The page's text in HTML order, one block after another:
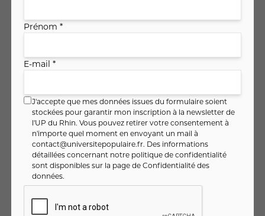
Début le mercredi 23 septembre 2026
Sabine SCHMIDT
Soit8,50€ / heure
Je m'inscris
Voir
Carnet de voyage /Aquarelle
Prénom *
E-mail *
J'accepte que mes données issues du formulaire soient
stockées pour garantir mon inscription à la newsletter de
l'UP du Rhin. Vous pouvez retirer votre consentement à
n'importe quel moment en envoyant un mail à
contact@universitepopulaire.fr. Des informations
détaillées concernant notre politique de confidentialité
sont disponibles sur la page deConfidentialité des
données.